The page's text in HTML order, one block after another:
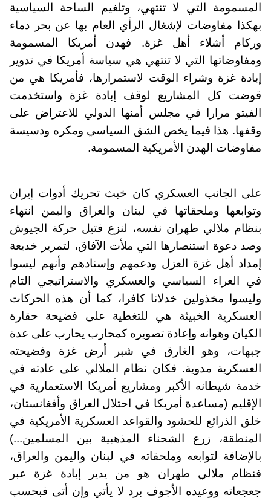
المسمومة التي لا تنتهي، وتلغيم الساحة السياسية
بهكذا مفاوضات لإشغال الرأي العام بها عن بحر دماء
وركام أشلاء أهل غزة. فهدن أمريكا المسمومة
ومفاوضاتها التي لا تنتهي هي سياسة أمريكا في تدوير
إبادة غزة وشراء الوقت لاستمرارها، فأمريكا هي من
قوضت كل المشاريع لوقف إبادة غزة واستخدمت
الفيتو مرارا في مجلس أمنها الدولي للاعتراض على
وقفها. هذا فيما يخص الشق السياسي ومكره ودسيسة
مفاوضات الهدن الأمريكية المسمومة.
على الجانب العسكري كان خبث تحريك أدوات إيران
وتوابعها وملحقاتها في لبنان والعراق واليمن انتهاء
بنظام ملالي طهران نفسه، لنزع فتيل حركة الجيوش
وصد دعوة استنصارها التي ملأت الآفاق، لتمرير خديعة
إمداد أهل غزة العزل ودعمهم وإسنادهم وأنهم ليسوا
في العراء السياسي والعسكري والاستراتيجي التام
وليسوا مخذولين خدلانا كافرا، كما أن هذه الحركات
العسكرية الخبيثة هي للتغطية على فضيحة حقارة
الكيان وهوانه وإعادة تصويره كمحارب يحارب على عدة
جبهات، وهو الغارق في شبر أرض غزة وفضيحته
العسكرية مدوية. فكان نظام الملالي على عادته في
خدمة شيطانه الأكبر ومشاريع أمريكا الاستعمارية في
الإقليم (مساعدة أمريكا في احتلال العراق وأفغانستان،
خلق الذرائع للحشود والقواعد العسكرية الأمريكية في
المنطقة، زرع الشحناء المذهبية بين المسلمين...)
بالإضافة لتوابعه وملحقاته في لبنان واليمن والعراق،
فنظام ملالي طهران هو من يدير إبادة غزة عبر
جعجعاته ووعيده الأجوف برد لا يأتي وإن أتى فبحسب